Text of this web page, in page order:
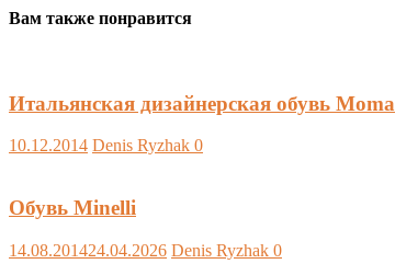
Вам также понравится
Итальянская дизайнерская обувь Moma
10.12.2014 Denis Ryzhak 0
Обувь Minelli
14.08.201424.04.2026 Denis Ryzhak 0